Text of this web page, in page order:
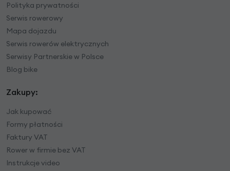
Polityka prywatności
Serwis rowerowy
Mapa dojazdu
Serwis rowerów elektrycznych
Serwisy Partnerskie w Polsce
Blog bike
Zakupy:
Jak kupować
Formy płatności
Faktury VAT
Rower w firmie bez VAT
Instrukcje video